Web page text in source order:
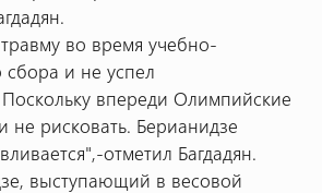
во время учебно-
и не успел
Поскольку впереди Олимпийские
рисковать. Берианидзе
отметил Багдадян.
выступающий в весовой